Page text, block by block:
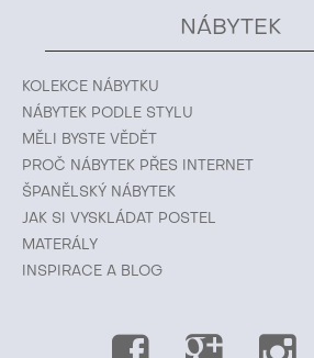
NÁBYTEK
KOLEKCE NÁBYTKU
NÁBYTEK PODLE STYLU
MĚLI BYSTE VĚDĚT
PROČ NÁBYTEK PŘES INTERNET
ŠPANĚLSKÝ NÁBYTEK
JAK SI VYSKLÁDAT POSTEL
MATERÁLY
INSPIRACE A BLOG